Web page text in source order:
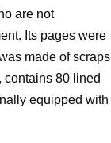
are not
Its pages were
made of scraps
contains 80 lined
equipped with